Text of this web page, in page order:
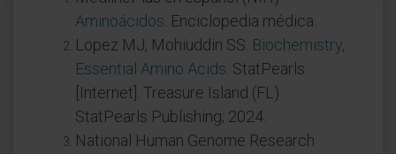
Aminoácidos . Enciclopedia médica.
Lopez MJ, Mohiuddin SS. Biochemistry,
Essential Amino Acids . StatPearls
[Internet]. Treasure Island (FL):
StatPearls Publishing; 2024.
National Human Genome Research